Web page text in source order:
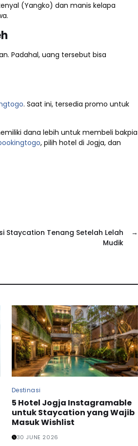
(Yangko) dan manis kelapa
Padahal, uang tersebut bisa
. Saat ini, tersedia promo untuk
dana lebih untuk membeli bakpia
, pilih hotel di Jogja, dan
→
Staycation Tenang Setelah Lelah
Mudik
Destinasi
5 Hotel Jogja Instagramable
untuk Staycation yang Wajib
Masuk Wishlist
30 JUNE 2026